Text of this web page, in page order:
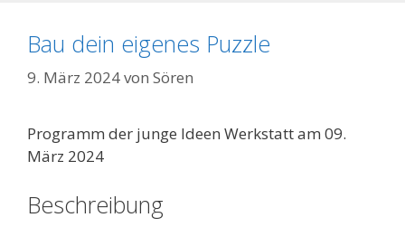
Bau dein eigenes Puzzle
9. März 2024von Sören
Programm der junge Ideen Werkstatt am 09.
März 2024
Beschreibung